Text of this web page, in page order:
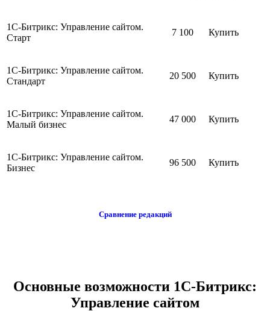
1С-Битрикс: Управление сайтом.
Старт
7 100 Купить
1С-Битрикс: Управление сайтом.
Стандарт
20 500 Купить
1С-Битрикс: Управление сайтом.
Малый бизнес
47 000 Купить
1С-Битрикс: Управление сайтом.
Бизнес
96 500 Купить
Сравнение редакций
Основные возможности 1С-Битрикс:
Управление сайтом